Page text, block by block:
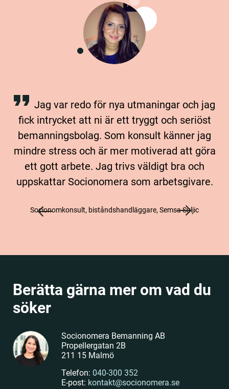
Jag var redo för nya utmaningar och jag
fick intrycket att ni är ett tryggt och seriöst
bemanningsbolag. Som konsult känner jag
mindre stress och är mer motiverad att göra
ett gott arbete. Jag trivs väldigt bra och
uppskattar Socionomera som arbetsgivare.
Socionomkonsult, biståndshandläggare, Semsa Suljic
Berätta gärna mer om vad du
söker
Socionomera Bemanning AB
Propellergatan 2B
211 15 Malmö
Telefon: 040-300 352
E-post: kontakt@socionomera.se